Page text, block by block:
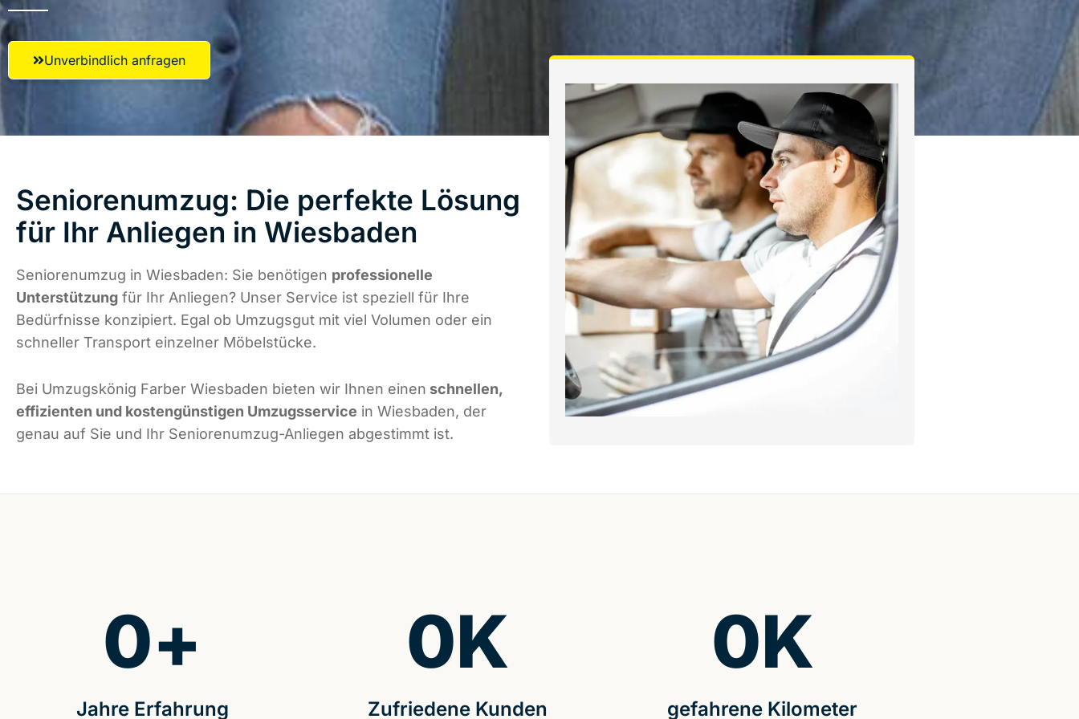
Unverbindlich anfragen
Seniorenumzug: Die perfekte Lösung
für Ihr Anliegen in Wiesbaden
Seniorenumzug in Wiesbaden: Sie benötigen professionelle
Unterstützung für Ihr Anliegen? Unser Service ist speziell für Ihre
Bedürfnisse konzipiert. Egal ob Umzugsgut mit viel Volumen oder ein
schneller Transport einzelner Möbelstücke.
Bei Umzugskönig Farber Wiesbaden bieten wir Ihnen einen schnellen,
effizienten und kostengünstigen Umzugsservice in Wiesbaden, der
genau auf Sie und Ihr Seniorenumzug-Anliegen abgestimmt ist.
Jahre Erfahrung
0+
Zufriedene Kunden
0K
gefahrene Kilometer
0K